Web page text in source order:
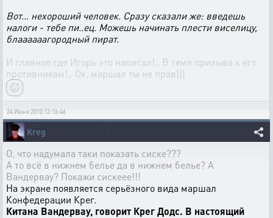
Вот... нехороший человек. Сразу сказали же: введешь
налоги - тебе пи..ец. Можешь начинать плести виселицу,
блаааааагородный пират.
И главное где Игорь это написал!.. В теме призыва к его
противникам!.. Ох, маршал ты не прав)))
24 Июня 2010 12:16:46
Kreg
О, что надумала таки показать сиске???
А то всё в нижнем белье да в нижнем белье? А
Вандервау? Покажи сискеее!!!
На экране появляется серьёзного вида маршал
Конфедерации Крег.
Китана Вандервау, говорит Крег Додс. В настоящий